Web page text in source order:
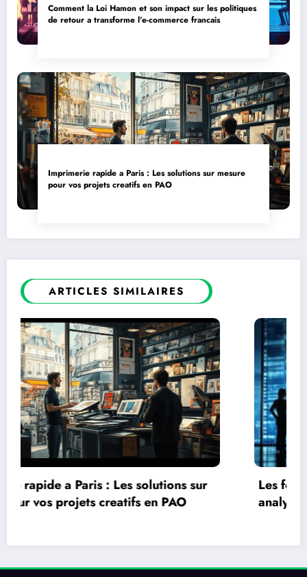
Comment la Loi Hamon et son impact sur les politiques
de retour a transforme l’e-commerce francais
Imprimerie rapide a Paris : Les solutions sur mesure
pour vos projets creatifs en PAO
ARTICLES SIMILAIRES
Les fondamentaux de la comptabilite
analytique : focus sur la methode ABC